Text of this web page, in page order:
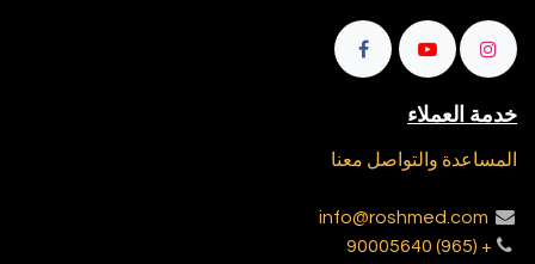
خدمة العملاء
المساعدة والتواصل معنا
info@roshmed.com
+ (965) 90005640